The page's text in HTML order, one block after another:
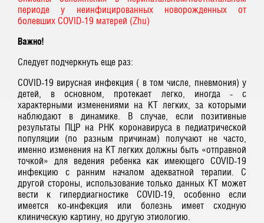
периоде у неинфицированных новорожденных от
болевших COVID-19 матерей (Zhu)
Важно!
Следует подчеркнуть еще раз:
CОVID-19 вирусная инфекция ( в том числе, пневмония) у
детей, в основном, протекает легко, иногда - с
характерными изменениями на КТ легких, за которыми
наблюдают в динамике. В случае, если позитивные
результаты ПЦР на РНК коронавируса в педиатрической
популяции (по разным причинам) получают не часто,
именно изменения на КТ легких должны быть «отправной
точкой» для ведения ребенка как имеющего COVID-19
инфекцию с ранним началом адекватной терапии. С
другой стороны, использование только данных КТ может
вести к гипердиагностике COVID-19, особенно если
имеется ко-инфекция или болезнь имеет сходную
клиническую картину, но другую этиологию.